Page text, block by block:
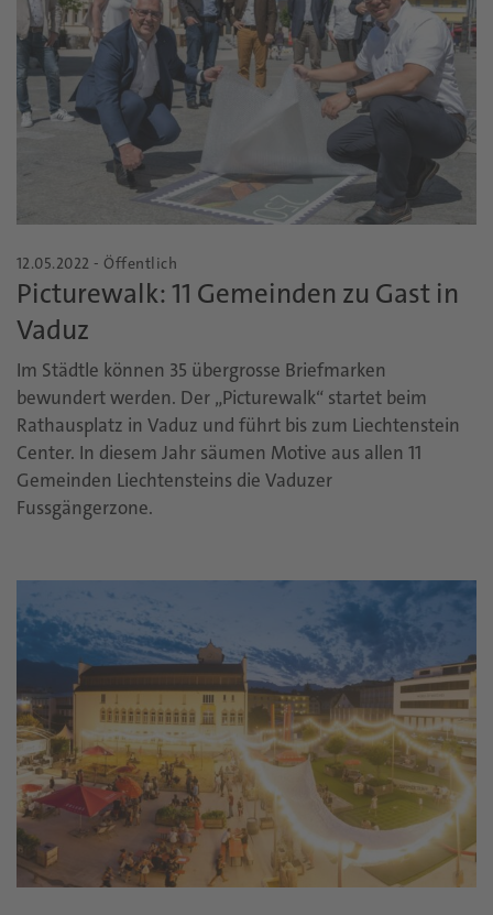
12.05.2022 - Öffentlich
Picturewalk: 11 Gemeinden zu Gast in
Vaduz
Im Städtle können 35 übergrosse Briefmarken
bewundert werden. Der „Picturewalk“ startet beim
Rathausplatz in Vaduz und führt bis zum Liechtenstein
Center. In diesem Jahr säumen Motive aus allen 11
Gemeinden Liechtensteins die Vaduzer
Fussgängerzone.